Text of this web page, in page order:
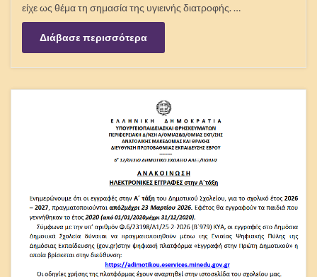
είχε ως θέμα τη σημασία της υγιεινής διατροφής. …
Διάβασε περισσότερα